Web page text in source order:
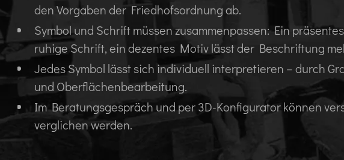
den Vorgaben der Friedhofsordnung ab.
Symbol und Schrift müssen zusammenpassen: Ein
ruhige Schrift, ein dezentes Motiv lässt der Beschriftung
Jedes Symbol lässt sich individuell interpretieren – durch
und Oberflächenbearbeitung.
Im Beratungsgespräch und per 3D-Konfigurator können
verglichen werden.